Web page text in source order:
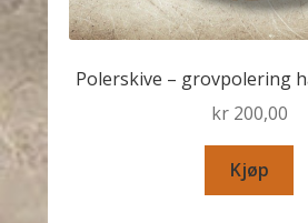
Polerskive – grovpolering
kr200,00
Kjøp